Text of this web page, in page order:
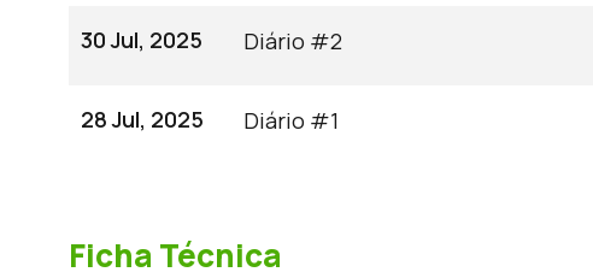
30 Jul, 2025 Diário #2
28 Jul, 2025 Diário #1
Ficha Técnica